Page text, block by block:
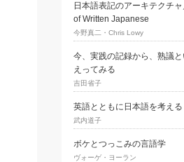
日本語表記のアーキテクチ
of Written Japanese
今野真二・Chris Lowy
今、実践の記録から、熟議
えってみる
吉田省子
英語とともに日本語を考える
武内道子
ボケとつっこみの言語学
ヴォーゲ・ヨーラン